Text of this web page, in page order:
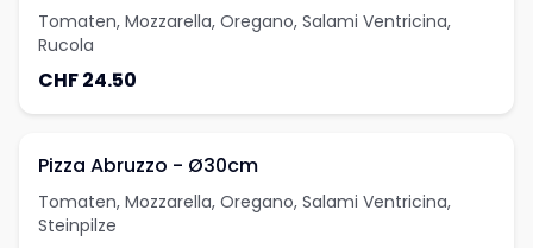
Tomaten, Mozzarella, Oregano, Salami Ventricina,
Rucola
CHF 24.50
Pizza Abruzzo - Ø30cm
Tomaten, Mozzarella, Oregano, Salami Ventricina,
Steinpilze